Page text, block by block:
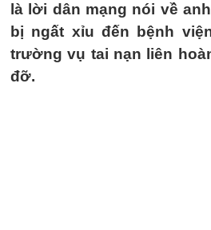
là lời dân mạng nói về
bị ngất xỉu đến bệnh
trường vụ tai nạn liên
đỡ.